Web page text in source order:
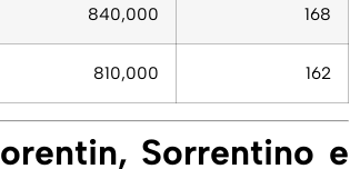
840,000 168
810,000 162
Sorrentino e